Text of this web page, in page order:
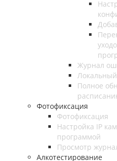
Журнал
Полное
Фотофиксация
Фотофиксация
Настройка IP
программой
Просмотр
Алкотестирование